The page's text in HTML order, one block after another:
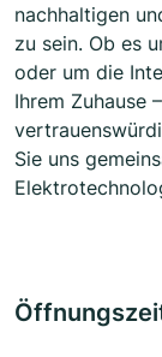
nachhaltigen
zu sein. Ob es
oder um die
Ihrem Zuhause
Sie uns